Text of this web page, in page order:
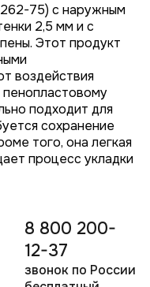
75) с наружным
2,5 мм и с
Этот продукт
воздействия
подходит для
сохранение
того, она легкая
процесс укладки
8 800 200-
12-37
звонок по России